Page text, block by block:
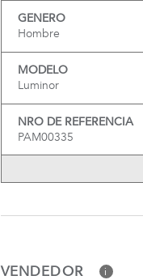
GENERO
Hombre
MODELO
Luminor
NRO DE REFERENCIA
PAM00335
VENDEDOR i